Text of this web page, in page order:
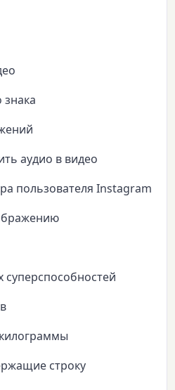
знака
аудио в видео
пользователя Instagram
суперспособностей
строку